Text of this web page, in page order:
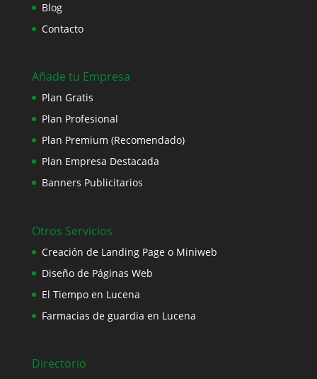
Blog
Contacto
Añade tu Empresa
Plan Gratis
Plan Profesional
Plan Premium (Recomendado)
Plan Empresa Destacada
Banners Publicitarios
Otros Servicios
Creación de Landing Page o Miniweb
Diseño de Páginas Web
El Tiempo en Lucena
Farmacias de guardia en Lucena
Directorio